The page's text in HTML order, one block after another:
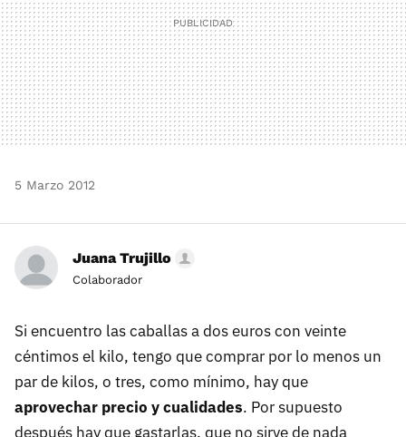
5 Marzo 2012
Juana Trujillo
Colaborador
Si encuentro las caballas a dos euros con veinte
céntimos el kilo, tengo que comprar por lo menos un
par de kilos, o tres, como mínimo, hay que
aprovechar precio y cualidades. Por supuesto
después hay que gastarlas, que no sirve de nada